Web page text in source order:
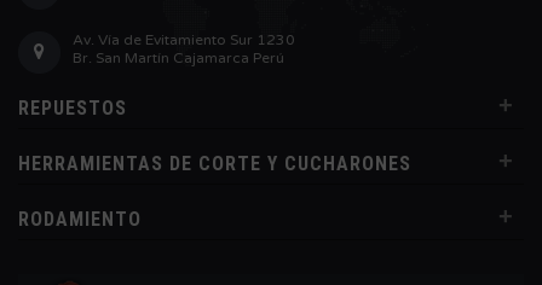
Av. Vía de Evitamiento Sur 1230
Br. San Martín Cajamarca Perú
REPUESTOS +
HERRAMIENTAS DE CORTE Y CUCHARONES +
RODAMIENTO +